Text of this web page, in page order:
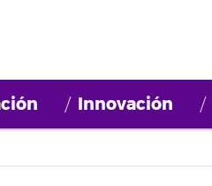
Innovación